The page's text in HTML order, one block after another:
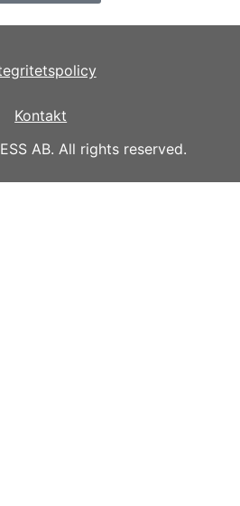
AB. All rights reserved.
Kontakt